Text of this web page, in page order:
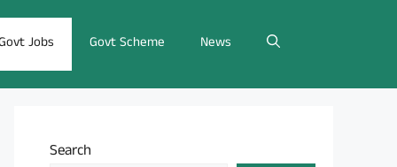
Jobs Govt Scheme News
Search